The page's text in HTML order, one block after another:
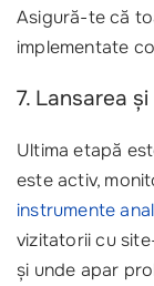
Asigură-te că
implementate
7. Lansarea
Ultima etapă
este activ,
instrumente
vizitatorii cu
și unde apar